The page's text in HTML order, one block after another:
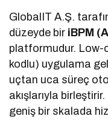
GlobalIT A.Ş.
düzeyde bir iBPM
platformudur. Low-
kodlu) uygulama
uçtan uca süreç
akışlarıyla
geniş bir skalada